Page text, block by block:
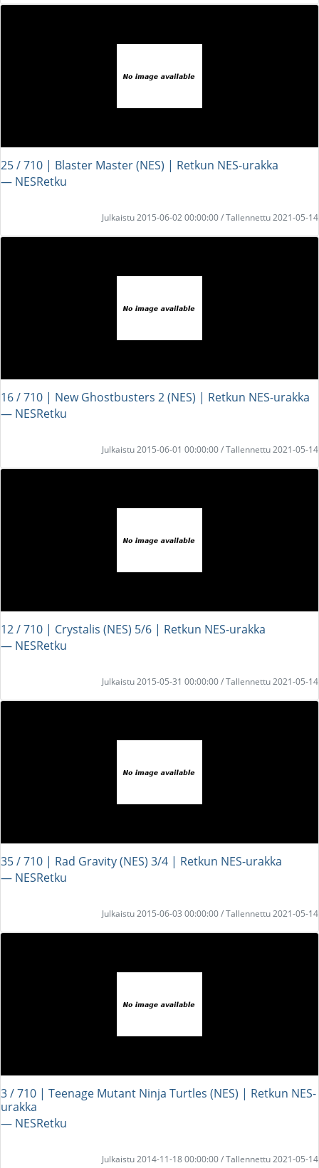
25 / 710 | Blaster Master (NES) | Retkun NES-urakka
― NESRetku
Julkaistu 2015-06-02 00:00:00 / Tallennettu 2021-05-14
16 / 710 | New Ghostbusters 2 (NES) | Retkun NES-urakka
― NESRetku
Julkaistu 2015-06-01 00:00:00 / Tallennettu 2021-05-14
12 / 710 | Crystalis (NES) 5/6 | Retkun NES-urakka
― NESRetku
Julkaistu 2015-05-31 00:00:00 / Tallennettu 2021-05-14
35 / 710 | Rad Gravity (NES) 3/4 | Retkun NES-urakka
― NESRetku
Julkaistu 2015-06-03 00:00:00 / Tallennettu 2021-05-14
3 / 710 | Teenage Mutant Ninja Turtles (NES) | Retkun NES-
urakka
― NESRetku
Julkaistu 2014-11-18 00:00:00 / Tallennettu 2021-05-14